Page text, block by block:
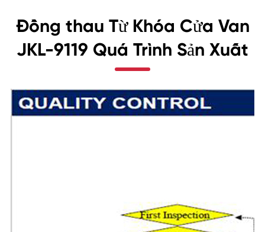
Đồng thau Từ Khóa Cửa Van
JKL-9119 Quá Trình Sản Xuất